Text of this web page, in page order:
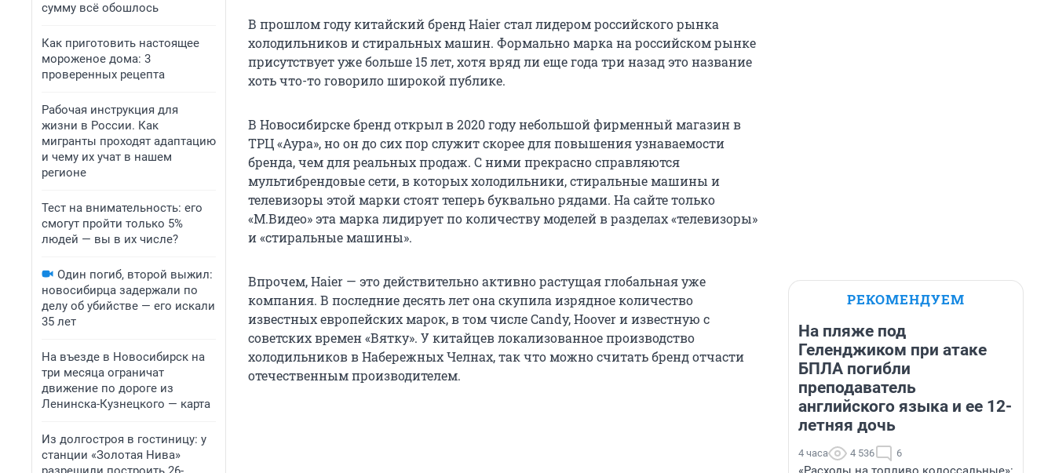
сумму всё обошлось
Как приготовить настоящее
мороженое дома: 3
проверенных рецепта
Рабочая инструкция для
жизни в России. Как
мигранты проходят адаптацию
и чему их учат в нашем
регионе
Тест на внимательность: его
смогут пройти только 5%
людей — вы в их числе?
Один погиб, второй выжил:
новосибирца задержали по
делу об убийстве — его искали
35 лет
На въезде в Новосибирск на
три месяца ограничат
движение по дороге из
Ленинска-Кузнецкого — карта
Из долгостроя в гостиницу: у
станции «Золотая Нива»
В прошлом году китайский бренд Haier стал лидером российского рынка
холодильников и стиральных машин. Формально марка на российском рынке
присутствует уже больше 15 лет, хотя вряд ли еще года три назад это название
хоть что-то говорило широкой публике.
В Новосибирске бренд открыл в 2020 году небольшой фирменный магазин в
ТРЦ «Аура», но он до сих пор служит скорее для повышения узнаваемости
бренда, чем для реальных продаж. С ними прекрасно справляются
мультибрендовые сети, в которых холодильники, стиральные машины и
телевизоры этой марки стоят теперь буквально рядами. На сайте только
«М.Видео» эта марка лидирует по количеству моделей в разделах «телевизоры»
и «стиральные машины».
Впрочем, Haier — это действительно активно растущая глобальная уже
компания. В последние десять лет она скупила изрядное количество
известных европейских марок, в том числе Candy, Hoover и известную с
советских времен «Вятку». У китайцев локализованное производство
холодильников в Набережных Челнах, так что можно считать бренд отчасти
отечественным производителем.
РЕКОМЕНДУЕМ
На пляже под
Геленджиком при атаке
БПЛА погибли
преподаватель
английского языка и ее 12-
летняя дочь
4 часа 4 536 6